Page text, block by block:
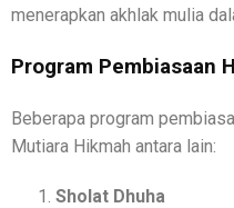
menerapkan akhlak mulia
Program Pembiasaan
Beberapa program
Mutiara Hikmah antara lain:
Sholat Dhuha